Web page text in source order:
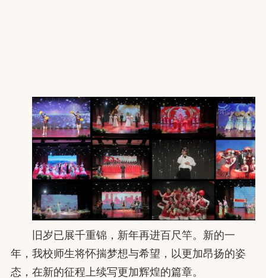
旧岁已展千重锦，新年再进百尺竿。新的一
年，我校师生将怀揣梦想与希望，以更加昂扬的姿
态，在新的征程上续写更加辉煌的篇章。